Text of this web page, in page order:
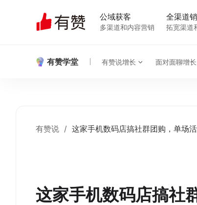
公域获客
多渠道和内容营销
全渠道
拓宽渠道
有赞学堂 有赞说增长 面对面聊增长
有赞说 / 这家手机数码店搞社群团购，单场
这家手机数码店搞社